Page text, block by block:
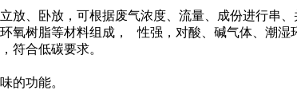
、卧放，可根据废气浓度、流量、成份进行串、
树脂等材料组成， 性强，对酸、碱气体、潮湿
合低碳要求。
的功能。